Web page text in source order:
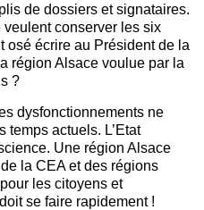
de dossiers et signataires.
conserver les six
osé écrire au Président de la
région Alsace voulue par la
?
dysfonctionnements ne
temps actuels. L’Etat
Une région Alsace
la CEA et des régions
les citoyens et
se faire rapidement !